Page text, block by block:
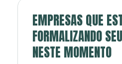
EMPRESAS QUE
FORMALIZANDO
NESTE MOMENTO